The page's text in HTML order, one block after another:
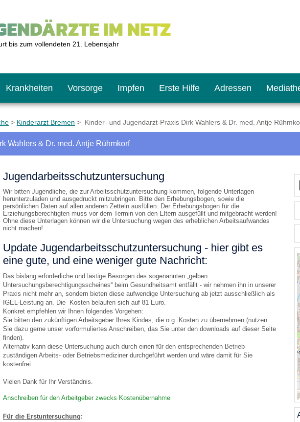
IM NETZ
bis zum vollendeten 21. Lebensjahr
Das erste Jahr
Schulkinder
Jugendliche
Krankheiten Vorsorge
Baby: U1 bis U6
Schulkind: U10 bis U11
Teenager: J1 bis J2
Impfen
Impfkalender
Was muss man beachten?
Impfreaktionen
Impfsicherheit
Häufige Fragen
Recht auf Impfung
Vorsorge- und Impferinnerung
Erste Hilfe
Notrufnummern
Hausapotheke
Sofortmaßnahmen
Notdienste
Adressen
Notdienste
Gesundheitsämter
Link-Tipps
BMI-Rechner
Blutdruckrechner
Wachstum-Rechner
Empfehlungen zum Bildschirmmediengebrauch
Hörlexikon
Material zu den Vorsorgen
Entwicklungskalender
> Kinderarzt Bremen > Kinder- und Jugendarzt-Praxis Dirk Wahlers & Dr. med. Antje
Wahlers & Dr. med. Antje Rühmkorf
Jugendarbeitsschutzuntersuchung
Wir bitten Jugendliche, die zur Arbeitsschutzuntersuchung kommen, folgende Unterlagen
herunterzuladen und ausgedruckt mitzubringen. Bitte den Erhebungsbogen, sowie die
persönlichen Daten auf allen anderen Zetteln ausfüllen. Der Erhebungsbogen für die
Erziehungsberechtigten muss vor dem Termin von den Eltern ausgefüllt und mitgebracht werden!
Ohne diese Unterlagen können wir die Untersuchung wegen des erheblichen Arbeitsaufwandes
nicht machen!
Update Jugendarbeitsschutzuntersuchung - hier gibt es
eine gute, und eine weniger gute Nachricht:
Das bislang erforderliche und lästige Besorgen des sogenannten „gelben
Untersuchungsberechtigungsscheines“ beim Gesundheitsamt entfällt - wir nehmen ihn in unserer
Praxis nicht mehr an, sondern bieten diese aufwendige Untersuchung ab jetzt ausschließlich als
IGEL-Leistung an. Die Kosten belaufen sich auf 81 Euro.
Konkret empfehlen wir Ihnen folgendes Vorgehen:
Sie bitten den zukünftigen Arbeitsgeber Ihres Kindes, die o.g. Kosten zu übernehmen (nutzen
Sie dazu gerne unser vorformuliertes Anschreiben, das Sie unter den downloads auf dieser Seite
finden).
Alternativ kann diese Untersuchung auch durch einen für den entsprechenden Betrieb
zuständigen Arbeits- oder Betriebsmediziner durchgeführt werden und wäre damit für Sie
kostenfrei.
Vielen Dank für Ihr Verständnis.
Anschreiben für den Arbeitgeber zwecks Kostenübernahme
Für die Erstuntersuchung: